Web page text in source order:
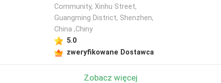
Community, Xinhu Street,
Guangming District, Shenzhen,
China ,Chiny
5.0
zweryfikowane Dostawca
Zobacz więcej